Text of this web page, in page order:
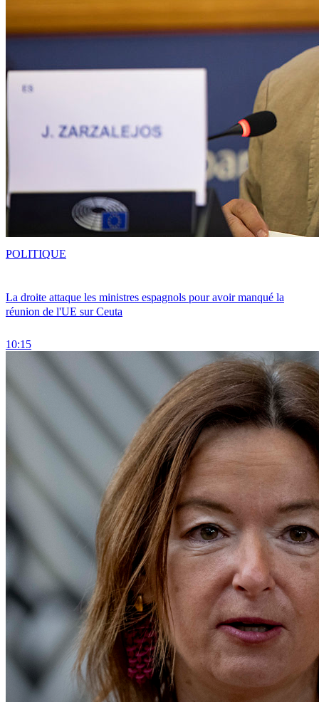
La droite attaque les ministres espagnols pour avoir manqué la
réunion de l'UE sur Ceuta
10:15
POLITIQUE